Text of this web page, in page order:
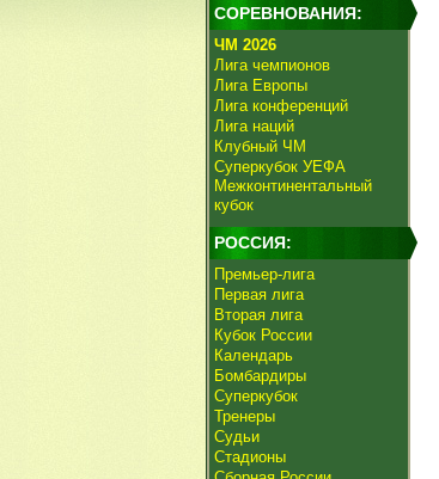
СОРЕВНОВАНИЯ:
ЧМ 2026
Лига чемпионов
Лига Европы
Лига конференций
Лига наций
Клубный ЧМ
Суперкубок УЕФА
Межконтинентальный
кубок
РОССИЯ:
Премьер-лига
Первая лига
Вторая лига
Кубок России
Календарь
Бомбардиры
Суперкубок
Тренеры
Судьи
Стадионы